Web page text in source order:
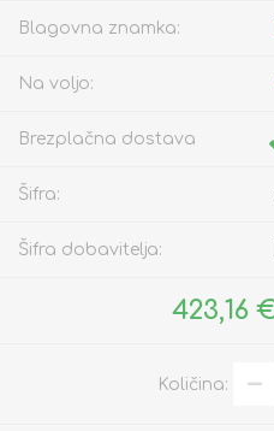
Blagovna znamka:
Na voljo:
Brezplačna dostava
Šifra:
Šifra dobavitelja:
423,16
Količina: